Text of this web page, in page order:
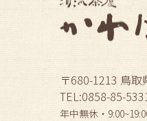
〒680-1213 鳥
TEL:0858-85-
年中無休・